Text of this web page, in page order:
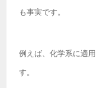
も事実です。
例えば、化学系に適
す。